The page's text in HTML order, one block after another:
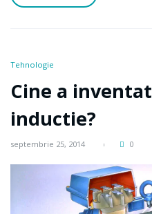
Tehnologie
Cine a
inductie?
septembrie 25, 2014 0